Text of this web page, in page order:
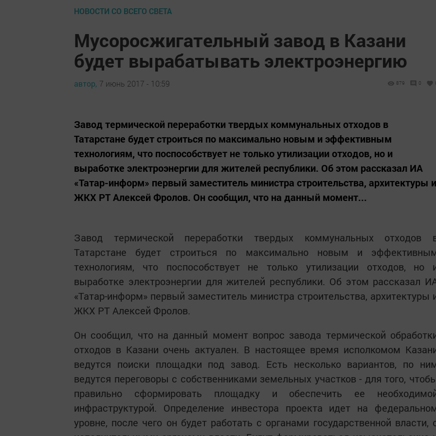
НОВОСТИ СО ВСЕГО СВЕТА
Мусоросжигательный завод в Казани
будет вырабатывать электроэнергию
автор, 7 июнь 2017 - 10:59 879 0
Завод термической переработки твердых коммунальных отходов в
Татарстане будет строиться по максимально новым и эффективным
технологиям, что поспособствует не только утилизации отходов, но и
выработке электроэнергии для жителей республики. Об этом рассказал ИА
«Татар-информ» первый заместитель министра строительства, архитектуры и
ЖКХ РТ Алексей Фролов. Он сообщил, что на данный момент...
Завод термической переработки твердых коммунальных отходов
Татарстане будет строиться по максимально новым и
технологиям, что поспособствует не только утилизации отходов, но
выработке электроэнергии для жителей республики. Об этом рассказал
«Татар-информ» первый заместитель министра строительства, архитектуры
ЖКХ РТ Алексей Фролов.
Он сообщил, что на данный момент вопрос завода термической
отходов в Казани очень актуален. В настоящее время исполкомом
ведутся поиски площадки под завод. Есть несколько вариантов, по
ведутся переговоры с собственниками земельных участков - для того,
правильно сформировать площадку и обеспечить ее
инфраструктурой. Определение инвестора проекта идет на
уровне, после чего он будет работать с органами государственной власти,